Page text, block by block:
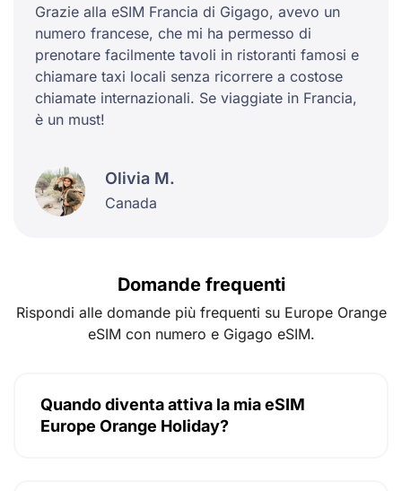
Grazie alla eSIM Francia di Gigago, avevo un
numero francese, che mi ha permesso di
prenotare facilmente tavoli in ristoranti famosi e
chiamare taxi locali senza ricorrere a costose
chiamate internazionali. Se viaggiate in Francia,
è un must!
Olivia M.
Canada
Domande frequenti
Rispondi alle domande più frequenti su Europe Orange
eSIM con numero e Gigago eSIM.
Quando diventa attiva la mia eSIM
Europe Orange Holiday?